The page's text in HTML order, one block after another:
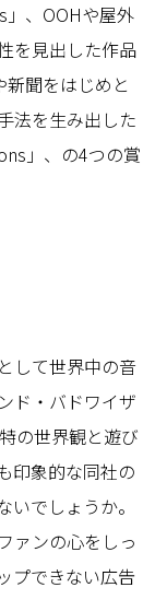
、OOHや屋外
を見出した作品
聞をはじめと
法を生み出した
」、の4つの賞
して世界中の音
ド・バドワイザ
の世界観と遊び
印象的な同社の
でしょうか。
ァンの心をしっ
プできない広告